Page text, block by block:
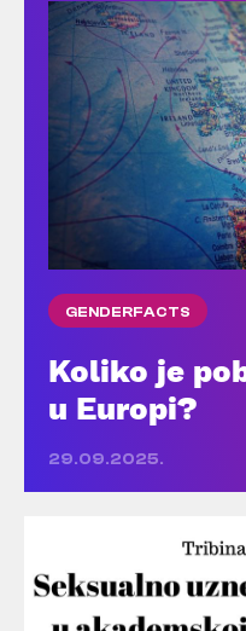
GENDERFACTS
Koliko je
u Europi?
29.09.2025.